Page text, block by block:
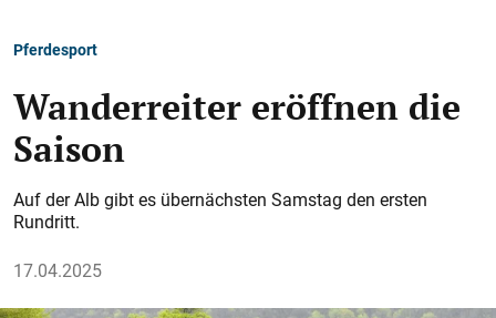
Pferdesport
Wanderreiter eröffnen die
Saison
Auf der Alb gibt es übernächsten Samstag den ersten
Rundritt.
17.04.2025